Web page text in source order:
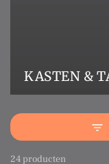
24 producten